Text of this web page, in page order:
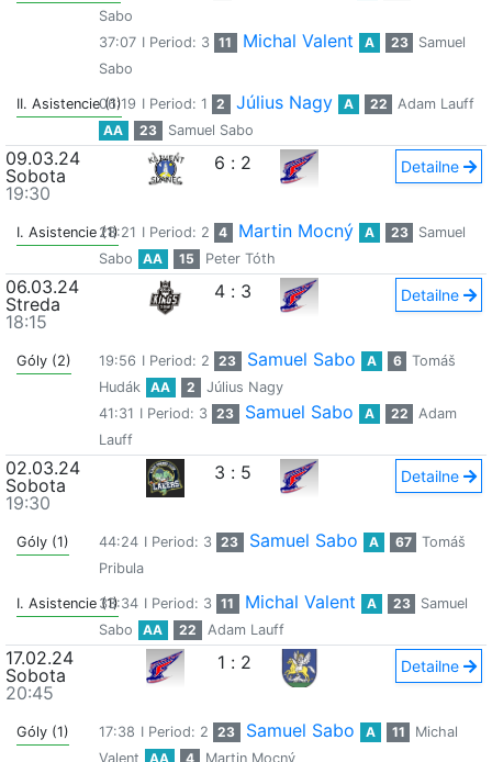
Sabo
37:07 I Period: 3 11 Michal Valent A 23
Samuel
Sabo
II. Asistencie (1)
06:19 I Period: 1 2 Július Nagy A 22
Adam Lauff
AA
23 Samuel Sabo
09.03.24
Sobota
19:30
6 : 2 Detailne
I. Asistencie (1)28:21 I Period: 2 4 Martin Mocný A 23
Samuel
Sabo
AA 15 Peter Tóth
06.03.24
Streda
18:15
4 : 3 Detailne
Góly (2) 19:56 I Period: 2 23 Samuel Sabo A 6
Tomáš
Hudák
AA 2
Július Nagy
41:31 I Period: 3 23 Samuel Sabo A 22
Adam
Lauff
02.03.24
Sobota
19:30
3 : 5 Detailne
Góly (1) 44:24 I Period: 3 23 Samuel Sabo A 67
Tomáš
Pribula
I. Asistencie (1)33:34 I Period: 3 11 Michal Valent A 23
Samuel
Sabo
AA 22 Adam Lauff
17.02.24
Sobota
20:45
1 : 2 Detailne
Góly (1) 17:38 I Period: 2 23 Samuel Sabo A 11
Michal
Valent
AA 4 Martin Mocný